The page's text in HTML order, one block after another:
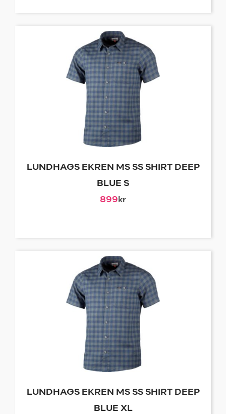
LUNDHAGS EKREN MS SS SHIRT DEEP
BLUE S
899kr
LUNDHAGS EKREN MS SS SHIRT DEEP
BLUE XL